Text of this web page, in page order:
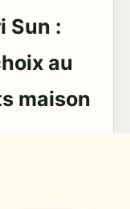
Sun :
au
maison